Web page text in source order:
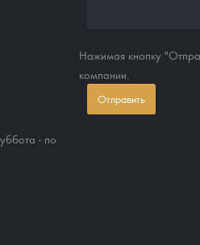
- по
Нажимая кнопку
компании.
Отправить